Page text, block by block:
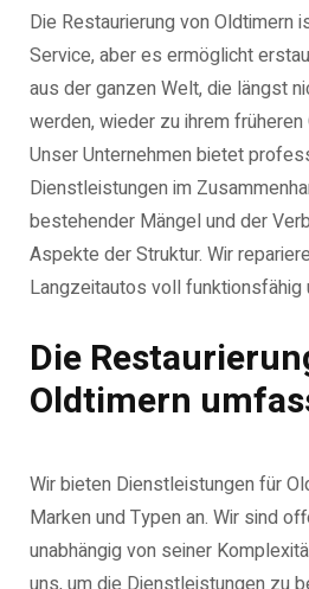
Die Restaurierung von Oldtimern
Service, aber es ermöglicht
aus der ganzen Welt, die längst
werden, wieder zu ihrem früheren
Unser Unternehmen bietet
Dienstleistungen im
bestehender Mängel und der
Aspekte der Struktur. Wir
Langzeitautos voll funktionsfähig
Die
Oldtimern
Wir bieten Dienstleistungen für
Marken und Typen an. Wir sind
unabhängig von seiner